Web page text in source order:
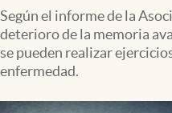
Según el informe de la
deterioro de la memoria
se pueden realizar
enfermedad.